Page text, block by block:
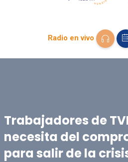
Radio en vivo
Trabajadores de
necesita del
para salir de la